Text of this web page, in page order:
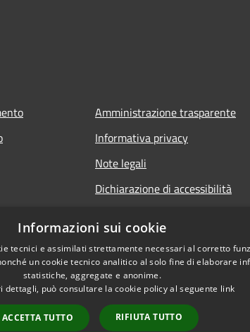
Amministrazione trasparente
Informativa privacy
Note legali
Dichiarazione di accessibilità
Informazioni sui cookie
tecnici e assimilati strettamente necessari al corretto
un cookie tecnico analitico al solo fine di elaborare
statistiche, aggregate e anonime.
dettagli, può consultare la cookie policy al seguente link
ACCETTA TUTTO RIFIUTA TUTTO